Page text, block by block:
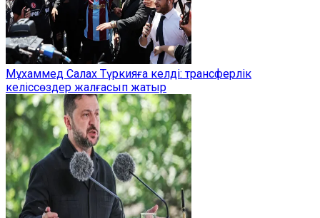
Мұхаммед Салах Түркияға келді: трансферлік
келіссөздер жалғасып жатыр